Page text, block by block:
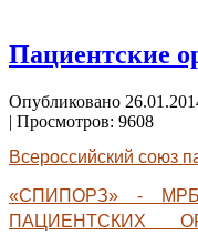
Пациентские
Опубликовано
| Просмотров: 9608
Всероссийский союз
«СПИПОРЗ» -
ПАЦИЕНТСКИХ